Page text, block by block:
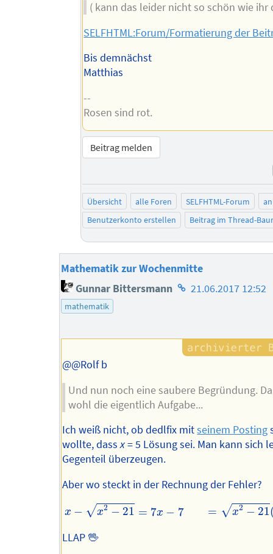
( kann das leider nicht so schön wie ihr
SELFHTML:Forum/Formatierung der
Bis demnächst
Matthias
--
Rosen sind rot.
Beitrag melden
Übersicht alle Foren SELFHTML-Forum
Benutzerkonto erstellen
Beitrag im Thread-
Mathematik zur Wochenmitte
Gunnar Bittersmann Homepage
21.06.2017 12:52
mathematik
@@Rolf b
Und nun noch eine saubere Begründung.
wohl die eigentlich Aufgabe...
Ich weiß nicht, ob dedlfix mitseinem Posting
wollte, dassx= 5 Lösung sei. Man kann sich
Gegenteil überzeugen.
Aber wo steckt in der Rechnung der Fehler?
x − √x2 − 21 = 7x − 7 = √x2 − 21
21=7x−7=x −14x+49=
LLAP 🖖